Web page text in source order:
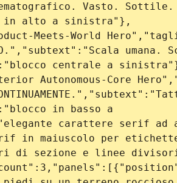
Vasto. Sottile.
in alto a sinistra"},
Meets-World
centrale a
Autonomous-Core
in basso a
carattere serif ad
in maiuscolo per
di sezione e linee